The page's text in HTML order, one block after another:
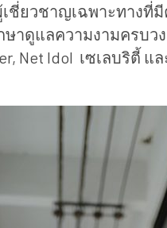
ชี่ยวชาญเฉพาะทางที่
าดูแลความงามครบว
Net Idol เซเลบริตี้